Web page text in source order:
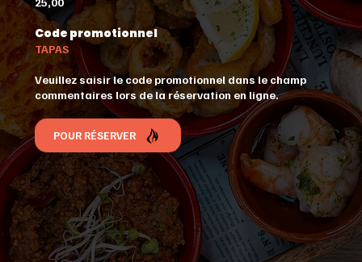
Code promotionnel
TAPAS
Veuillez saisir le code promotionnel dans le champ
commentaires lors de la réservation en ligne.
POUR RÉSERVER